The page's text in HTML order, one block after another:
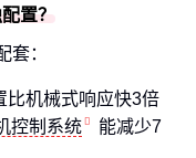
置？
套：
比机械式响应快3倍
控制系统
能减少7